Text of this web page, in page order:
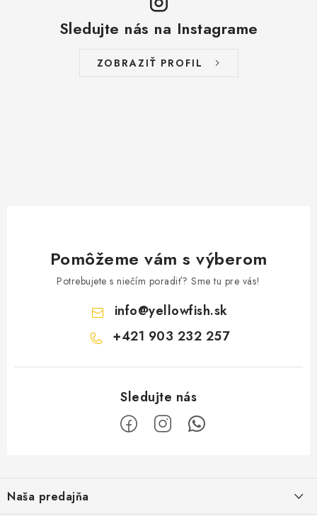
Sledujte nás na Instagrame
ZOBRAZIŤ PROFIL
Pomôžeme vám s výberom
Potrebujete s niečím poradiť? Sme tu pre vás!
info@yellowfish.sk
+421 903 232 257
pNaša predajňa